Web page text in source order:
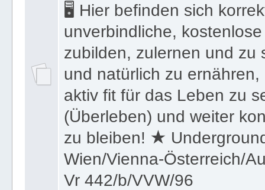
🖥 Hier befinden sich
unverbindliche,
zubilden, zulernen und zu
und natürlich zu
aktiv fit für das Leben zu
(Überleben) und weiter
zu bleiben! ★
Wien/Vienna-Österreich/
Vr 442/b/VVW/96